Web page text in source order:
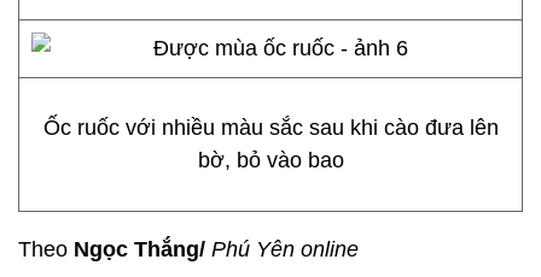
Ốc ruốc với nhiều màu sắc sau khi cào đưa lên
bờ, bỏ vào bao
Theo Ngọc Thắng/ Phú Yên online